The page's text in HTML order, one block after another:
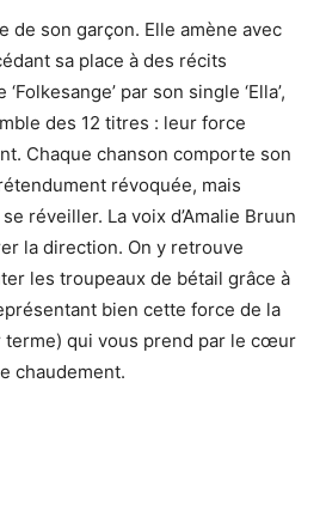
de son garçon. Elle amène avec
sa place à des récits
par son single ‘Ella’,
des 12 titres : leur force
Chaque chanson comporte son
révoquée, mais
réveiller. La voix d’Amalie Bruun
la direction. On y retrouve
les troupeaux de bétail grâce à
bien cette force de la
terme) qui vous prend par le cœur
chaudement.